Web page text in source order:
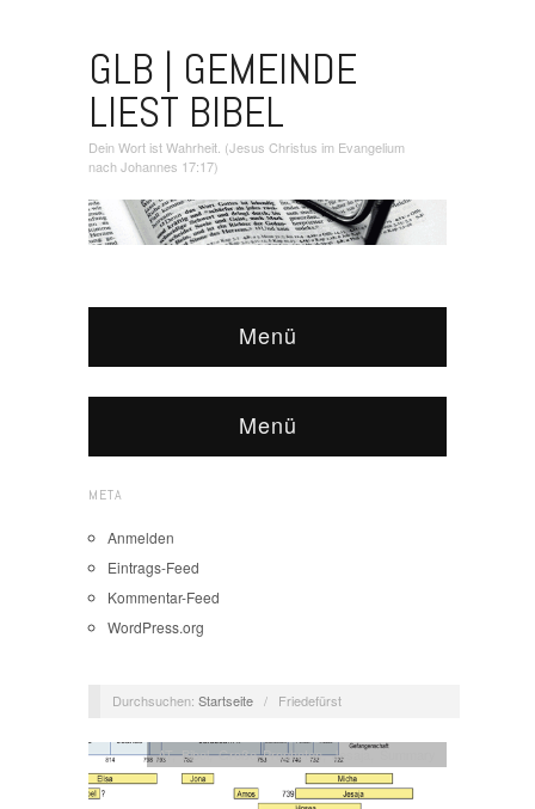
GLB | GEMEINDE
LIEST BIBEL
Dein Wort ist Wahrheit. (Jesus Christus im Evangelium
nach Johannes 17:17)
Menü
Menü
META
Anmelden
Eintrags-Feed
Kommentar-Feed
WordPress.org
Durchsuchen: Startseite / Friedefürst
AT,Bibel,Große Propheten,Jesaja,Summary